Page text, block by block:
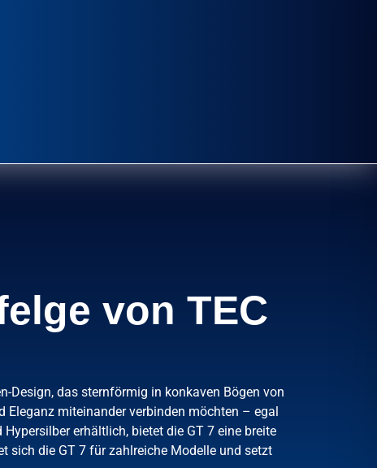
von TEC
Design, das sternförmig in konkaven Bögen von
Eleganz miteinander verbinden möchten – egal
erhältlich, bietet die GT 7 eine breite
sich die GT 7 für zahlreiche Modelle und setzt